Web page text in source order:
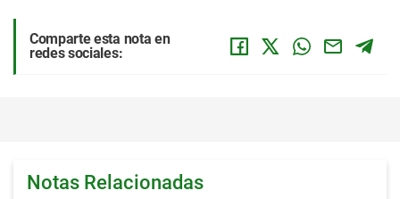
Comparte esta nota en
redes sociales:
Notas Relacionadas